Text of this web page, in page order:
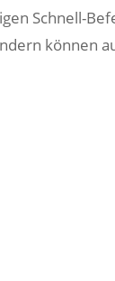
Schnell-
können